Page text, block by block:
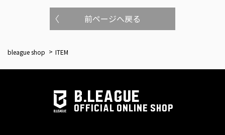
前ページへ戻る
bleague shop ITEM
B.LEAGUE
OFFICIAL ONLINE SHOP